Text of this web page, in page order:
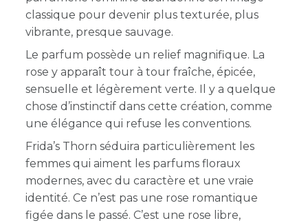
classique pour devenir plus texturée, plus
vibrante, presque sauvage.
Le parfum possède un relief magnifique. La
rose y apparaît tour à tour fraîche, épicée,
sensuelle et légèrement verte. Il y a quelque
chose d’instinctif dans cette création, comme
une élégance qui refuse les conventions.
Frida’s Thorn séduira particulièrement les
femmes qui aiment les parfums floraux
modernes, avec du caractère et une vraie
identité. Ce n’est pas une rose romantique
figée dans le passé. C’est une rose libre,